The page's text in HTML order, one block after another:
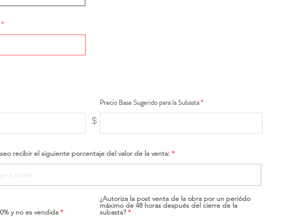
$
Precio Base Sugerido para la Subasta
recibir el siguiente porcentaje del valor de la venta:
y no es vendida
¿Autoriza la post venta de la obra por un periódo
máximo de 48 horas después del cierre de la
subasta?